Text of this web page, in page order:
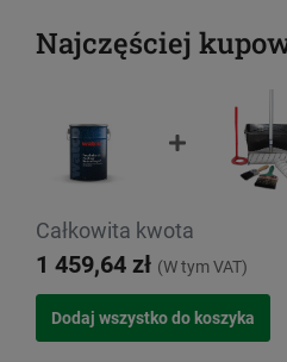
Najczęściej
Całkowita kwota
1 459,64 zł (W tym VAT)